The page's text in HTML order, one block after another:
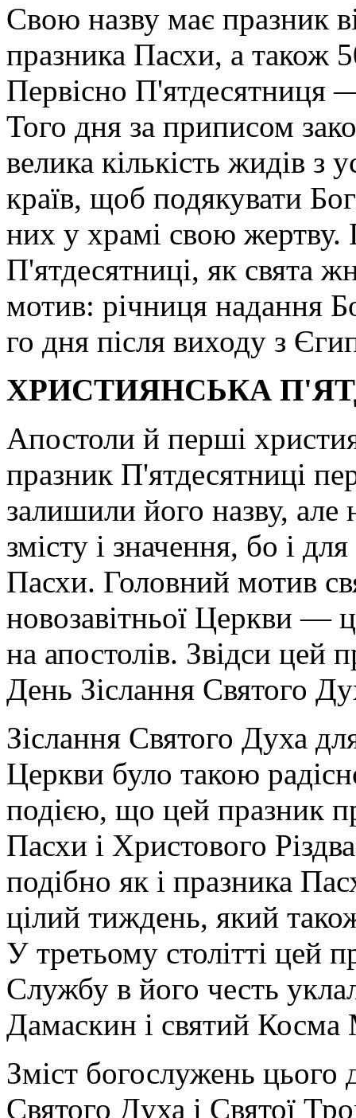
Свою назву має празник
празника Пасхи, а також
Первісно П'ятдесятниця
Того дня за приписом
велика кількість жидів з
країв, щоб подякувати
них у храмі свою жертву.
П'ятдесятниці, як свята
мотив: річниця надання
го дня після виходу з
ХРИСТИЯНСЬКА
Апостоли й перші
празник П'ятдесятниці
залишили його назву,
змісту і значення, бо і
Пасхи. Головний мотив
новозавітньої Церкви —
на апостолів. Звідси цей
День Зіслання Святого
Зіслання Святого Духа
Церкви було такою
подією, що цей празник
Пасхи і Христового
подібно як і празника
цілий тиждень, який
У третьому столітті цей
Службу в його честь
Дамаскин і святий
Зміст богослужень цього
Святого Духа і Святої